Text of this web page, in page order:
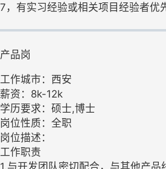
7，有实习经验或相关项目经验者优
产品岗
工作城市：西安
薪资：8k-12k
学历要求：硕士,博士
岗位性质：全职
岗位描述：
工作职责
1.与开发团队密切配合，与其他产品